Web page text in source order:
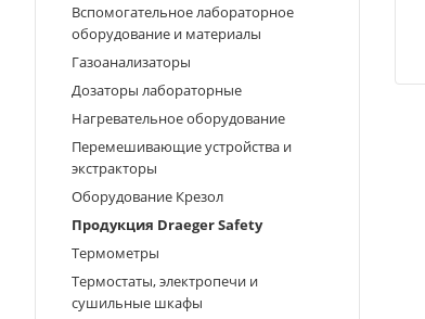
Вспомогательное лабораторное
оборудование и материалы
Газоанализаторы
Дозаторы лабораторные
Нагревательное оборудование
Перемешивающие устройства и
экстракторы
Оборудование Крезол
Продукция Draeger Safety
Термометры
Термостаты, электропечи и
сушильные шкафы